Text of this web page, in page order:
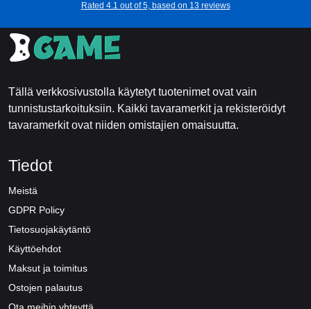
Rated 4.1 out of 5, based on 13 reviews
Tällä verkkosivustolla käytetyt tuotenimet ovat vain
tunnistustarkoituksiin. Kaikki tavaramerkit ja rekisteröidyt
tavaramerkit ovat niiden omistajien omaisuutta.
Tiedot
Meistä
GDPR Policy
Tietosuojakäytäntö
Käyttöehdot
Maksut ja toimitus
Ostojen palautus